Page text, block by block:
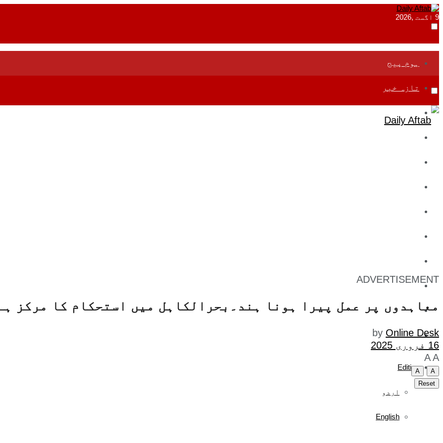
9 اگست ,2026
ہوم پیج
تازہ خبر
تفریح
صحت
آج کا اخبار
Edition
اردو
English
ADVERTISEMENT
معاہدوں پر عمل پیرا ہونا ہند۔بحرالکاہل میں استحکام کا مرکز
by Online Desk
16 فروری 2025
A A
A
A
Reset